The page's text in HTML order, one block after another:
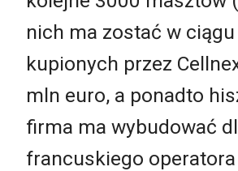
nich ma zostać w
kupionych przez
mln euro, a ponadto
firma ma wybudować
francuskiego